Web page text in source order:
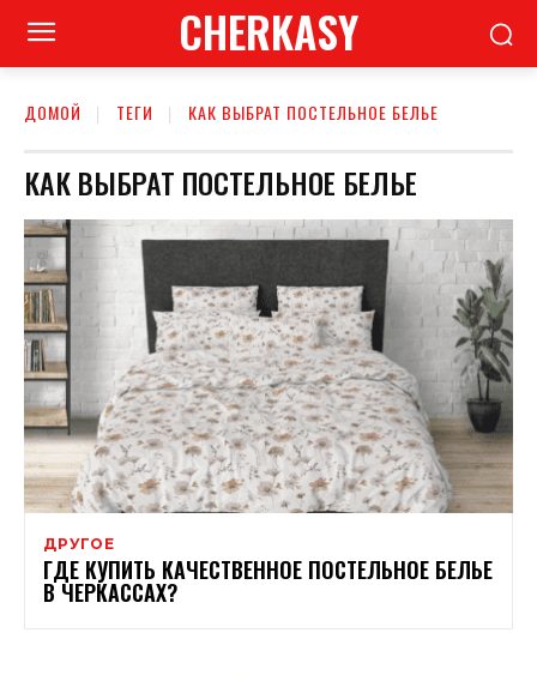
CHERKASY
ДОМОЙ ТЕГИ КАК ВЫБРАТ ПОСТЕЛЬНОЕ БЕЛЬЕ
КАК ВЫБРАТ ПОСТЕЛЬНОЕ БЕЛЬЕ
ДРУГОЕ
ГДЕ КУПИТЬ КАЧЕСТВЕННОЕ ПОСТЕЛЬНОЕ БЕЛЬЕ
В ЧЕРКАССАХ?